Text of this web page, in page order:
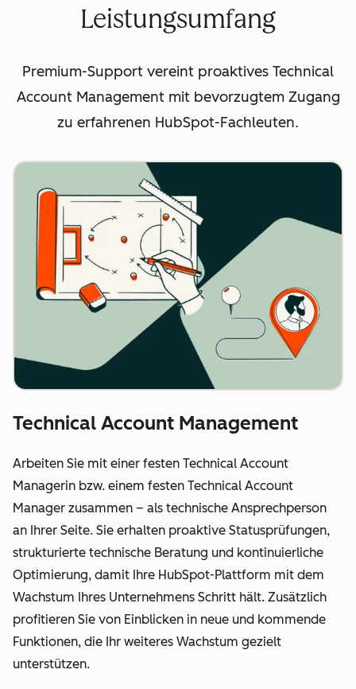
Leistungsumfang
Premium-Support vereint proaktives Technical
Account Management mit bevorzugtem Zugang
zu erfahrenen HubSpot-Fachleuten.
Technical Account Management
Arbeiten Sie mit einer festen Technical Account
Managerin bzw. einem festen Technical Account
Manager zusammen – als technische Ansprechperson
an Ihrer Seite. Sie erhalten proaktive Statusprüfungen,
strukturierte technische Beratung und kontinuierliche
Optimierung, damit Ihre HubSpot-Plattform mit dem
Wachstum Ihres Unternehmens Schritt hält. Zusätzlich
profitieren Sie von Einblicken in neue und kommende
Funktionen, die Ihr weiteres Wachstum gezielt
unterstützen.